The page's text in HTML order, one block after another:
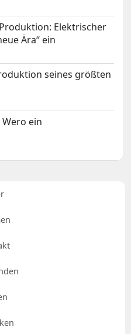
Elektrischer
Ära“ ein
seines größten
ein